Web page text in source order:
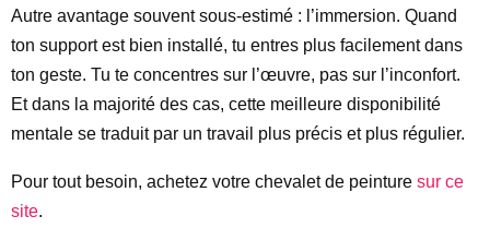
Autre avantage souvent sous-estimé : l’immersion. Quand
ton support est bien installé, tu entres plus facilement dans
ton geste. Tu te concentres sur l’œuvre, pas sur l’inconfort.
Et dans la majorité des cas, cette meilleure disponibilité
mentale se traduit par un travail plus précis et plus régulier.
Pour tout besoin, achetez votre chevalet de peinture sur ce
site.